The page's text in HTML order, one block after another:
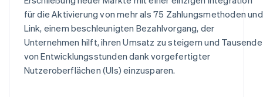
für die Aktivierung von mehr als 75 Zahlungsmethoden und
Link, einem beschleunigten Bezahlvorgang, der
Unternehmen hilft, ihren Umsatz zu steigern und Tausende
von Entwicklungsstunden dank vorgefertigter
Nutzeroberflächen (UIs) einzusparen.